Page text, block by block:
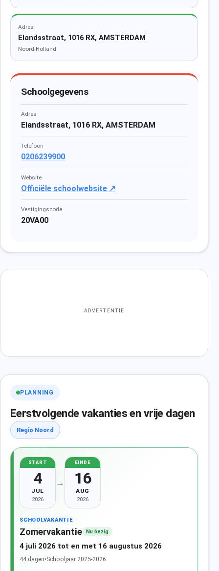
Adres
Elandsstraat, 1016 RX, AMSTERDAM
Noord-Holland
Schoolgegevens
Adres
Elandsstraat, 1016 RX, AMSTERDAM
Telefoon
0206239900
Website
Officiële schoolwebsite ↗
Vestigingscode
20VA00
ADVERTENTIE
PLANNING
Eerstvolgende vakanties en vrije dagen
Regio Noord
START
4
JUL
2026
→
EINDE
16
AUG
2026
SCHOOLVAKANTIE
Zomervakantie Nu bezig
4 juli 2026 tot en met 16 augustus 2026
44 dagen•Schooljaar 2025-2026